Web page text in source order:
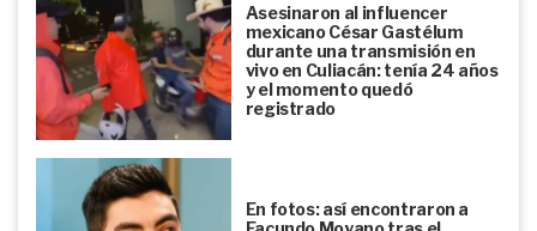
Asesinaron al influencer
mexicano César Gastélum
durante una transmisión en
vivo en Culiacán: tenía 24 años
y el momento quedó
registrado
En fotos: así encontraron a